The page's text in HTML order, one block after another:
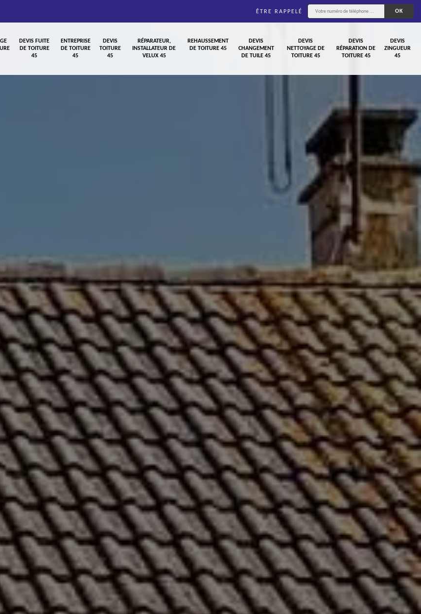
ÊTRE RAPPELÉ
DEVIS FUITE
DE TOITURE
45
ENTREPRISE
DE TOITURE
45
DEVIS
TOITURE
45
RÉPARATEUR,
INSTALLATEUR DE
VELUX 45
REHAUSSEMENT
DE TOITURE 45
DEVIS
CHANGEMENT
DE TUILE 45
DEVIS
NETTOYAGE DE
TOITURE 45
DEVIS
RÉPARATION DE
TOITURE 45
DEVIS
ZINGUEUR
45